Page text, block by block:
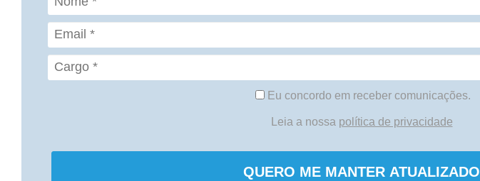
Eu concordo em receber comunicações.
Leia a nossa política de privacidade
QUERO ME MANTER ATUALIZADO